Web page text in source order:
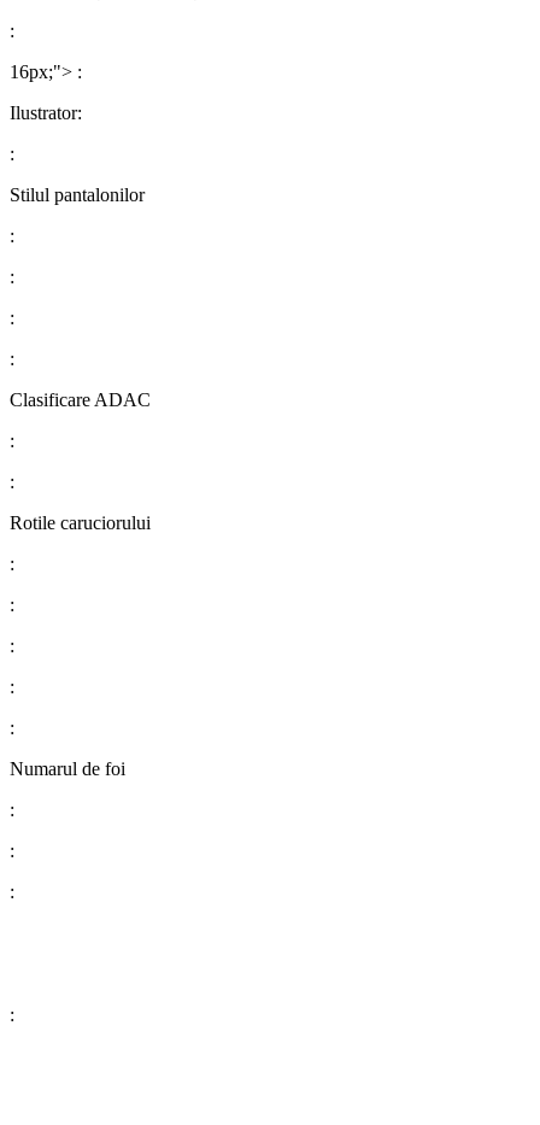
:
16px;"> :
Ilustrator:
:
Stilul pantalonilor
:
:
:
:
Clasificare ADAC
:
:
Rotile caruciorului
:
:
:
:
:
Numarul de foi
:
:
:
: